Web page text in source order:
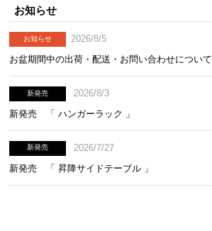
お知らせ
お知らせ
2026/8/5
お盆期間中の出荷・配送・お問い合わせについて
新発売
2026/8/3
新発売 「 ハンガーラック 」
新発売
2026/7/27
新発売 「 昇降サイドテーブル 」